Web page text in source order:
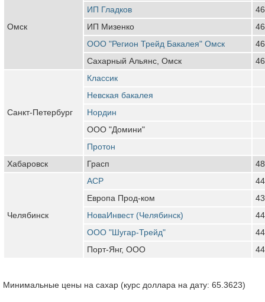
Омск
ИП Гладков
46
ИП Мизенко
46
ООО "Регион Трейд Бакалея" Омск
46
Сахарный Альянс, Омск
46
Санкт-Петербург
Классик
Невская бакалея
Нордин
ООО "Домини"
Протон
Хабаровск
Грасп
Челябинск
АСР
44
Европа Прод-ком
НоваИнвест (Челябинск)
44
ООО "Шугар-Трейд"
44
Порт-Янг, ООО
44
Минимальные цены на сахар (курс доллара на дату: 65.3623)